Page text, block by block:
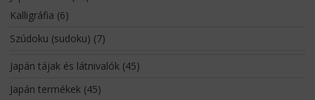
Kalligráfia (6)
Szúdoku (sudoku) (7)
Japán tájak és látnivalók(45)
Japán termékek(45)